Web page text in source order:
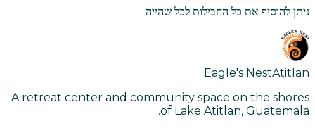
ניתן להוסיף את כל החבילות לכל שהייה
Eagle's NestAtitlan
A retreat center and community space on the shores
of Lake Atitlan, Guatemala.